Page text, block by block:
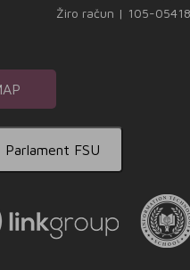
Žiro račun | 105-
Parlament FSU